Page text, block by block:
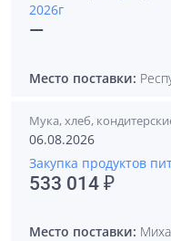
2026г
—
Место поставки:
Мука, хлеб,
06.08.2026
Закупка продуктов
533 014 ₽
Место поставки: